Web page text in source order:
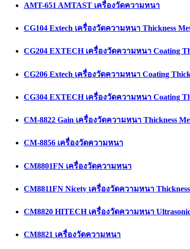
AMT-651 AMTAST เครื่องวัดความหนา
CG104 Extech เครื่องวัดความหนา Thickness
CG204 EXTECH เครื่องวัดความหนา Coating
CG206 Extech เครื่องวัดความหนา Coating
CG304 EXTECH เครื่องวัดความหนา Coating
CM-8822 Gain เครื่องวัดความหนา Thickness
CM-8856 เครื่องวัดความหนา
CM8801FN เครื่องวัดความหนา
CM8811FN Nicety เครื่องวัดความหนา Thickness
CM8820 HITECH เครื่องวัดความหนา
CM8821 เครื่องวัดความหนา